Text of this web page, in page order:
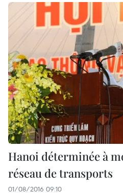
Hanoi déterminée à
réseau de transports
01/08/2016 09:10